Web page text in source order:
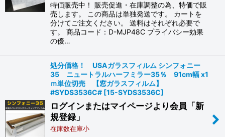
特価販売中！ 販売促進・在庫調整の為、特価で販
売します。 この商品は単独発送です。 カートを
分けてご注文ください。 送料はそれぞれ必要で
す。 商品コード：D-MJP48C プライバシー効果
の優…
処分価格！ USAガラスフィルム シンフォニー
35 ニュートラルハーフミラー35％ 91cm幅 x1
ｍ単位切売 【窓ガラスフィルム】
#SYDS3536C# [15-SYDS3536C]
ログインまたはマイページより会員「新
規登録」
在庫数在庫小